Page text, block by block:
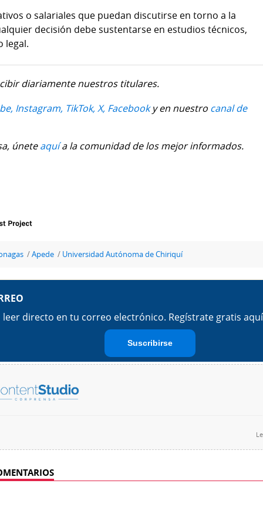
o salariales que puedan discutirse en torno a la
decisión debe sustentarse en estudios técnicos,
legal.
diariamente nuestros titulares.
Instagram, TikTok, X, Facebooky en nuestro canal de
úneteaquía la comunidad de los mejor informados.
Apede Universidad Autónoma de Chiriquí